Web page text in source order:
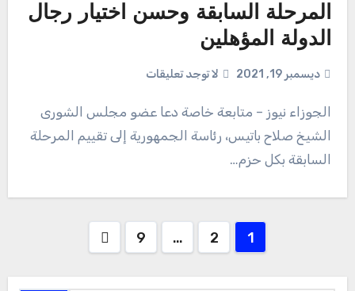
المرحلة السابقة وحسن اختيار رجال
الدولة المؤهلين
ديسمبر 19, 2021 لا توجد تعليقات
الشيخ صلاح باتيس، رئاسة الجمهورية إلى تقييم المرحلة
السابقة بكل حزم…
1
2
…
9